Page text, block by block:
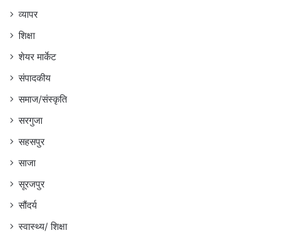
व्यापर
शिक्षा
शेयर मार्केट
संपादकीय
समाज/संस्कृति
सरगुजा
सहसपुर
साजा
सूरजपुर
सौंदर्य
स्वास्थ्य/ शिक्षा